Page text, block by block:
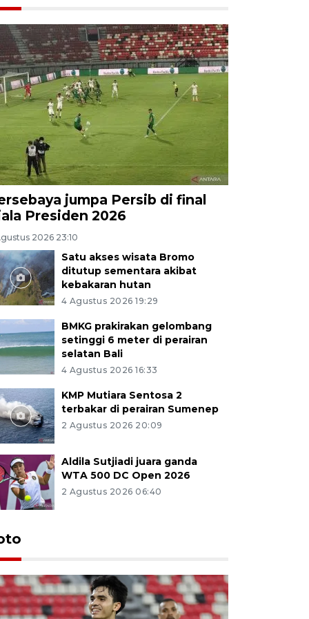
jumpa Persib di final
Presiden 2026
2026 23:10
Satu akses wisata Bromo
ditutup sementara akibat
kebakaran hutan
4 Agustus 2026 19:29
BMKG prakirakan gelombang
setinggi 6 meter di perairan
selatan Bali
4 Agustus 2026 16:33
KMP Mutiara Sentosa 2
terbakar di perairan Sumenep
2 Agustus 2026 20:09
Aldila Sutjiadi juara ganda
WTA 500 DC Open 2026
2 Agustus 2026 06:40